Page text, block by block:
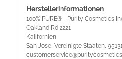
Herstellerinformationen
100% PURE® - Purity Cosmetics
Oakland Rd 2221
Kalifornien
San Jose, Vereinigte Staaten, 95131